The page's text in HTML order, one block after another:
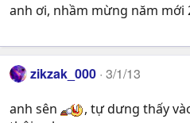
anh ơi, nhầm mừng năm mới
zikzak_000 3/1/13
anh sên
, tự dưng thấy